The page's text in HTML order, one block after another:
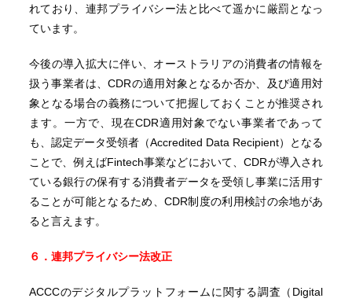
れており、連邦プライバシー法と比べて遥かに厳罰となっ
ています。
今後の導入拡大に伴い、オーストラリアの消費者の情報を
扱う事業者は、CDRの適用対象となるか否か、及び適用対
象となる場合の義務について把握しておくことが推奨され
ます。一方で、現在CDR適用対象でない事業者であって
も、認定データ受領者（Accredited Data Recipient）となる
ことで、例えばFintech事業などにおいて、CDRが導入され
ている銀行の保有する消費者データを受領し事業に活用す
ることが可能となるため、CDR制度の利用検討の余地があ
ると言えます。
６．連邦プライバシー法改正
ACCCのデジタルプラットフォームに関する調査（Digital